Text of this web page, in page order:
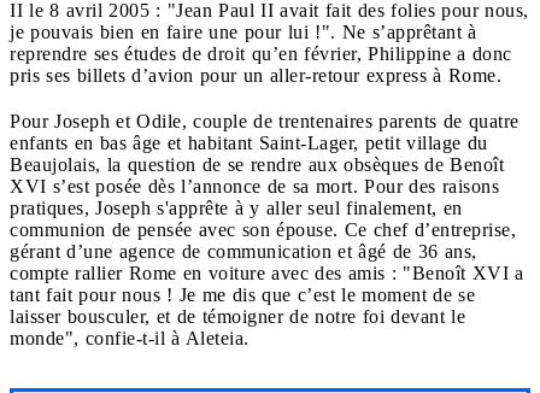
II le 8 avril 2005 : "Jean Paul II avait fait des folies pour nous,
je pouvais bien en faire une pour lui !". Ne s’apprêtant à
reprendre ses études de droit qu’en février, Philippine a donc
pris ses billets d’avion pour un aller-retour express à Rome.
Pour Joseph et Odile, couple de trentenaires parents de quatre
enfants en bas âge et habitant Saint-Lager, petit village du
Beaujolais, la question de se rendre aux obsèques de Benoît
XVI s’est posée dès l’annonce de sa mort. Pour des raisons
pratiques, Joseph s'apprête à y aller seul finalement, en
communion de pensée avec son épouse. Ce chef d’entreprise,
gérant d’une agence de communication et âgé de 36 ans,
compte rallier Rome en voiture avec des amis : "Benoît XVI a
tant fait pour nous ! Je me dis que c’est le moment de se
laisser bousculer, et de témoigner de notre foi devant le
monde", confie-t-il à Aleteia.